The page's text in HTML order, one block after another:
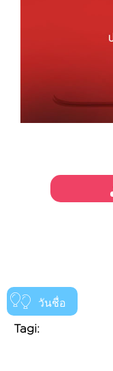
วันชื่อ
Tagi: